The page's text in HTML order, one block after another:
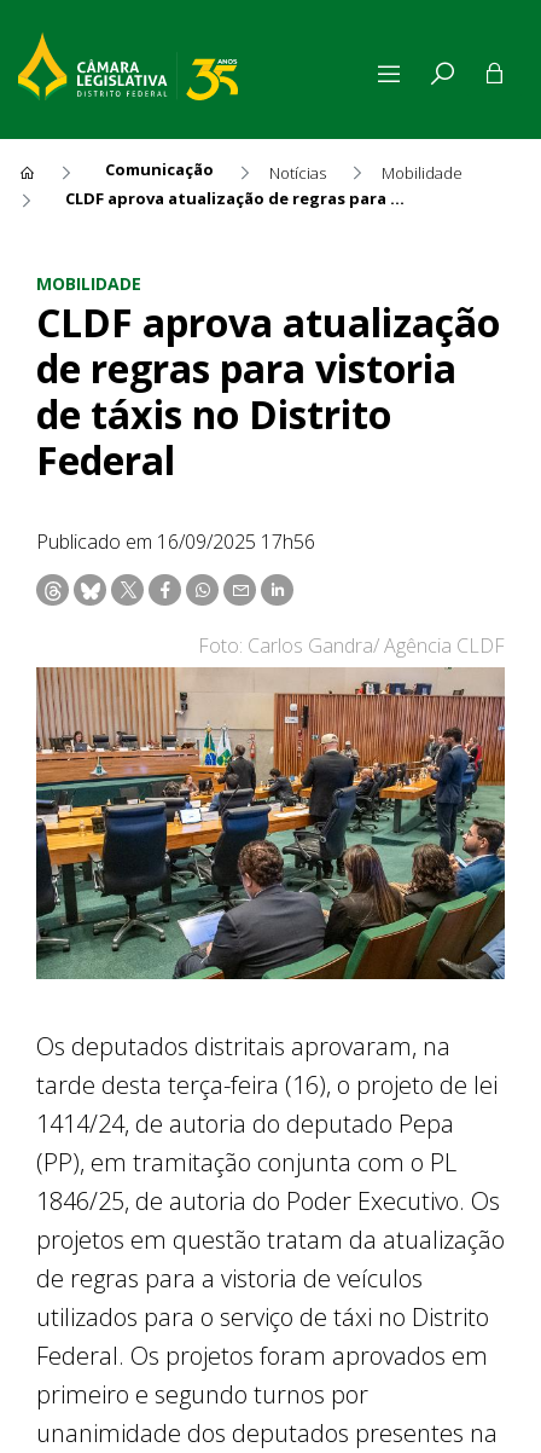
Comunicação Notícias
Mobilidade
CLDF aprova atualização de regras para vistoria de táxis no Distrito Federal
MOBILIDADE
CLDF aprova atualização
de regras para vistoria
de táxis no Distrito
Federal
Publicado em 16/09/2025 17h56
Foto: Carlos Gandra/ Agência CLDF
Os deputados distritais aprovaram, na
tarde desta terça-feira (16), o projeto de lei
1414/24, de autoria do deputado Pepa
(PP), em tramitação conjunta com o PL
1846/25, de autoria do Poder Executivo. Os
projetos em questão tratam da atualização
de regras para a vistoria de veículos
utilizados para o serviço de táxi no Distrito
Federal. Os projetos foram aprovados em
primeiro e segundo turnos por
unanimidade dos deputados presentes na